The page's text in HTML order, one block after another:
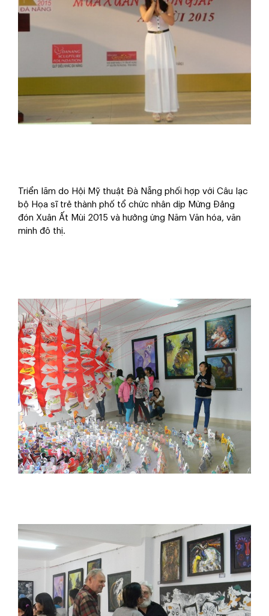
Triển lãm do Hội Mỹ thuật Đà Nẵng phối hợp với Câu lạc
bộ Họa sĩ trẻ thành phố tổ chức nhân dịp Mừng Đảng
đón Xuân Ất Mùi 2015 và hưởng ứng Năm Văn hóa, văn
minh đô thị.